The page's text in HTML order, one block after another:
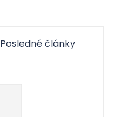
Posledné články